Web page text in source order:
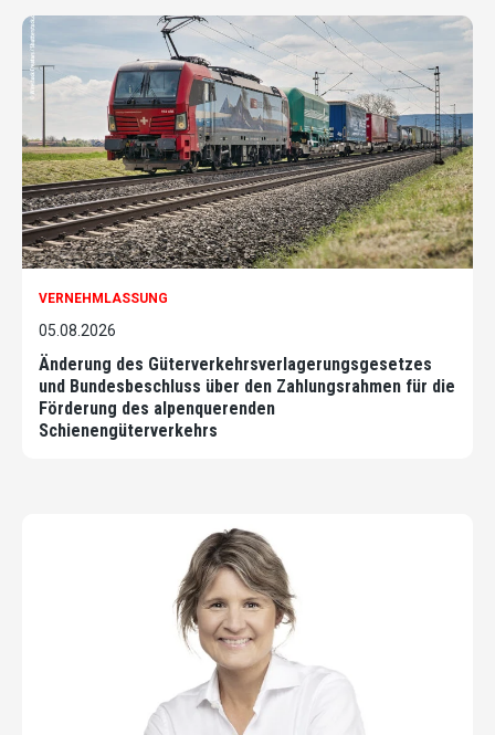
VERNEHMLASSUNG
05.08.2026
Änderung des Güterverkehrsverlagerungsgesetzes
und Bundesbeschluss über den Zahlungsrahmen für die
Förderung des alpenquerenden
Schienengüterverkehrs